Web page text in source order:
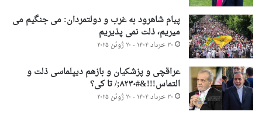
پیام شاهرود به غرب و دولتمردان: می جنگیم می
میریم، ذلت نمی پذیریم
۳۰ خرداد ۱۴۰۴ - ۲۰ ژوئن ۲۰۲۵
عراقچی و پزشکیان و بازهم دیپلماسی ذلت و
التماس!!!&#۸۲۳۰;/ تا کی؟
۳۰ خرداد ۱۴۰۴ - ۲۰ ژوئن ۲۰۲۵